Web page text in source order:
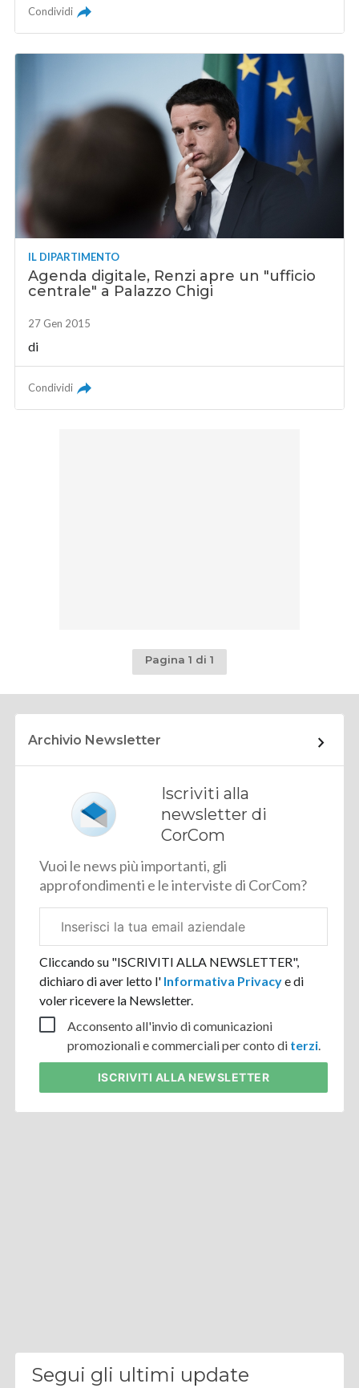
Condividi
IL DIPARTIMENTO
Agenda digitale, Renzi apre un "ufficio
centrale" a Palazzo Chigi
27 Gen 2015
di
Condividi
Pagina 1 di 1
Archivio Newsletter
Iscriviti alla
newsletter di
CorCom
Vuoi le news più importanti, gli
approfondimenti e le interviste di CorCom?
aziendale
Cliccando su "ISCRIVITI ALLA NEWSLETTER",
dichiaro di aver letto l' Informativa Privacye di
voler ricevere la Newsletter.
Acconsento all'invio di comunicazioni
promozionali e commerciali per conto di terzi.
ISCRIVITI ALLA NEWSLETTER
Segui gli ultimi update